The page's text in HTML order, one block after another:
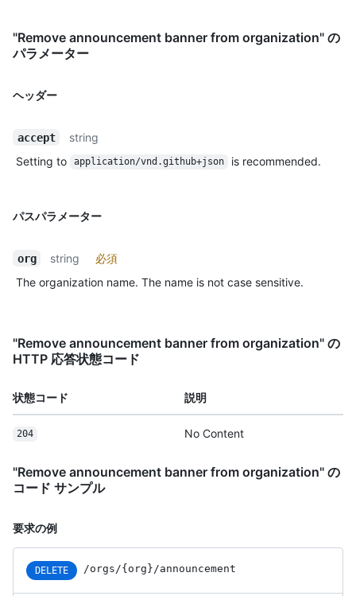
"Remove announcement banner from organization" の
パラメーター
ヘッダー
accept
string
Setting to
application/vnd.github+json is recommended.
パスパラメーター
org string
必須
The organization name. The name is not case sensitive.
"Remove announcement banner from organization" の
HTTP 応答状態コード
状態コード 説明
204 No Content
"Remove announcement banner from organization" の
コード サンプル
要求の例
DELETE /orgs/{org}/announcement